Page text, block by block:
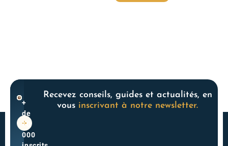
+
de
10
000
Recevez conseils, guides et actualités, en
vous inscrivant à notre newsletter.